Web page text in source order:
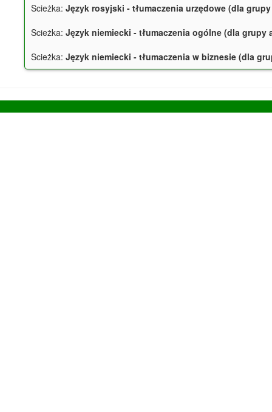
Scieżka: Język rosyjski - tłumaczenia urzędowe (dla
Scieżka: Język niemiecki - tłumaczenia ogólne (dla grupy
Scieżka: Język niemiecki - tłumaczenia w biznesie (dla